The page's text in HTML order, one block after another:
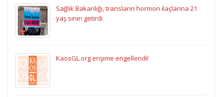
Sağlık Bakanlığı, transların hormon ilaçlarına 21
yaş sınırı getirdi
KaosGL.org erişime engellendi!